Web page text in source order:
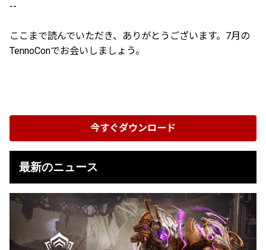
--
ここまで読んでいただき、ありがとうございます。7月の
TennoConでお会いしましょう。
今すぐダウンロード
最新のニュース